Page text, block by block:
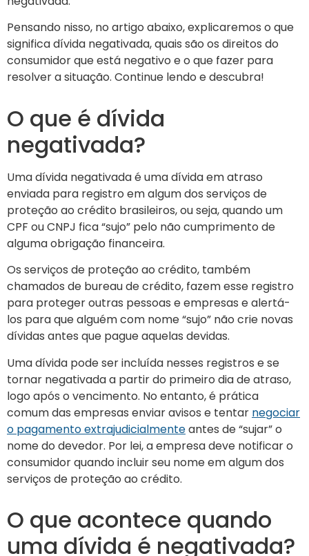
Pensando nisso, no artigo abaixo, explicaremos o que
significa dívida negativada, quais são os direitos do
consumidor que está negativo e o que fazer para
resolver a situação. Continue lendo e descubra!
O que é dívida
negativada?
Uma dívida negativada é uma dívida em atraso
enviada para registro em algum dos serviços de
proteção ao crédito brasileiros, ou seja, quando um
CPF ou CNPJ fica “sujo” pelo não cumprimento de
alguma obrigação financeira.
Os serviços de proteção ao crédito, também
chamados de bureau de crédito, fazem esse registro
para proteger outras pessoas e empresas e alertá-
los para que alguém com nome “sujo” não crie novas
dívidas antes que pague aquelas devidas.
Uma dívida pode ser incluída nesses registros e se
tornar negativada a partir do primeiro dia de atraso,
logo após o vencimento. No entanto, é prática
comum das empresas enviar avisos e tentar negociar
o pagamento extrajudicialmenteantes de “sujar” o
nome do devedor. Por lei, a empresa deve notificar o
consumidor quando incluir seu nome em algum dos
serviços de proteção ao crédito.
O que acontece quando
uma dívida é negativada?